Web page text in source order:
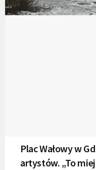
Plac Wałowy w
artystów. „To